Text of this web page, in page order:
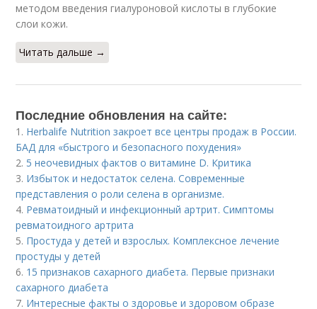
методом введения гиалуроновой кислоты в глубокие
слои кожи.
Читать дальше →
Последние обновления на сайте:
1. Herbalife Nutrition закроет все центры продаж в России.
БАД для «быстрого и безопасного похудения»
2. 5 неочевидных фактов о витамине D. Критика
3. Избыток и недостаток селена. Современные
представления о роли селена в организме.
4. Ревматоидный и инфекционный артрит. Симптомы
ревматоидного артрита
5. Простуда у детей и взрослых. Комплексное лечение
простуды у детей
6. 15 признаков сахарного диабета. Первые признаки
сахарного диабета
7. Интересные факты о здоровье и здоровом образе